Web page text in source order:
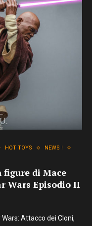
HOT TOYS
NEWS !
figure di Mace
Wars Episodio II
Attacco dei Cloni,